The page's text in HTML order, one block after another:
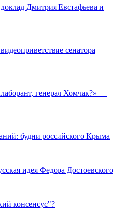
Дмитрия Евстафьева и
сенатора
генерал Хомчак?» —
будни российского Крыма
идея Федора Достоевского
консенсус"?